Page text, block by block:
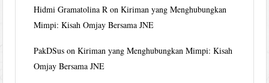
Hidmi Gramatolina R onKiriman yang Menghubungkan
Mimpi: Kisah Omjay Bersama JNE
PakDSus onKiriman yang Menghubungkan Mimpi: Kisah
Omjay Bersama JNE